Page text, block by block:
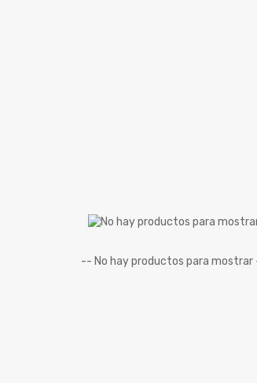
-- No hay productos para